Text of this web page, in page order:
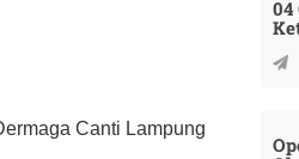
Canti Lampung
04